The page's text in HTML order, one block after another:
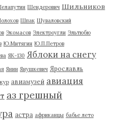
Шендерович Шильников
Шпак Шуваловский
Экомасов Электроугли Эльтюбю
Ю.Митягин Ю.П.Петров
ЯК-130 Яблоки на снегу
Янин Янушкевич Ярославль
авиамузей авиация
аз грешный
астра африканцы бабье лето